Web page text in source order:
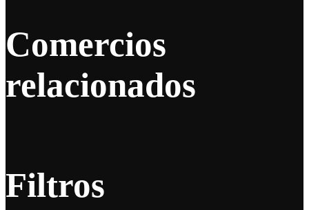
Comercios
relacionados
Filtros